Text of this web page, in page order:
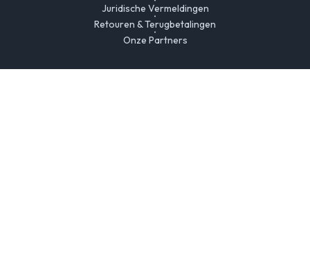
Juridische Vermeldingen
Retouren & Terugbetalingen
Onze Partners